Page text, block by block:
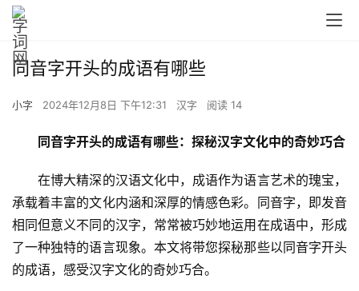
同音字开头的成语有哪些
小字 2024年12月8日 下午12:31 汉字 阅读 14
同音字开头的成语有哪些：探秘汉字文化中的奇妙巧合
在博大精深的汉语文化中，成语作为语言艺术的瑰宝，
承载着丰富的文化内涵和深厚的情感色彩。同音字，即发音
相同但意义不同的汉字，常常被巧妙地运用在成语中，形成
了一种独特的语言现象。本文将带您探秘那些以同音字开头
的成语，感受汉字文化的奇妙巧合。